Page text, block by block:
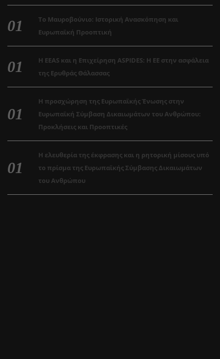
Το Μαυροβούνιο: Ιστορική Ανασκόπηση και
Ευρωπαϊκή Προοπτική
Η EEAS και η Επιχείρηση ASPIDES: Η ΕΕ στην ασφάλεια
της Ερυθράς Θάλασσας
Η προσχώρηση της Ευρωπαϊκής Ένωσης στην
Ευρωπαϊκή Σύμβαση Δικαιωμάτων του Ανθρώπου:
Προκλήσεις και Προοπτικές
Η ελευθερία της έκφρασης και η ρητορική μίσους υπό
το πρίσμα της Ευρωπαϊκής Σύμβασης Δικαιωμάτων
του Ανθρώπου